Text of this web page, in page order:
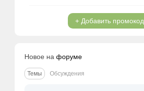
+ Добавить промокод
Новое на форуме
Темы Обсуждения